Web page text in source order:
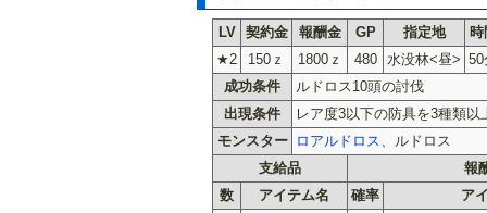
LV 契約金 報酬金 GP 指定地
時
★2
150ｚ 1800ｚ 480 水没林<昼> 50
成功条件
ルドロス10頭の討伐
出現条件
レア度3以下の防具を3種類以
モンスター
ロアルドロス、ルドロス
支給品
報
数
アイテム名 確率 ア